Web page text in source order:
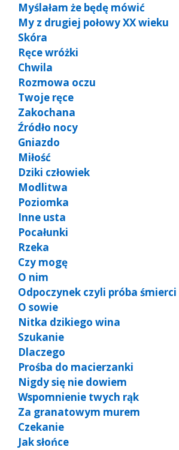
Myślałam że będę mówić
My z drugiej połowy XX wieku
Skóra
Ręce wróżki
Chwila
Rozmowa oczu
Twoje ręce
Zakochana
Źródło nocy
Gniazdo
Miłość
Dziki człowiek
Modlitwa
Poziomka
Inne usta
Pocałunki
Rzeka
Czy mogę
O nim
Odpoczynek czyli próba śmierci
O sowie
Nitka dzikiego wina
Szukanie
Dlaczego
Prośba do macierzanki
Nigdy się nie dowiem
Wspomnienie twych rąk
Za granatowym murem
Czekanie
Jak słońce